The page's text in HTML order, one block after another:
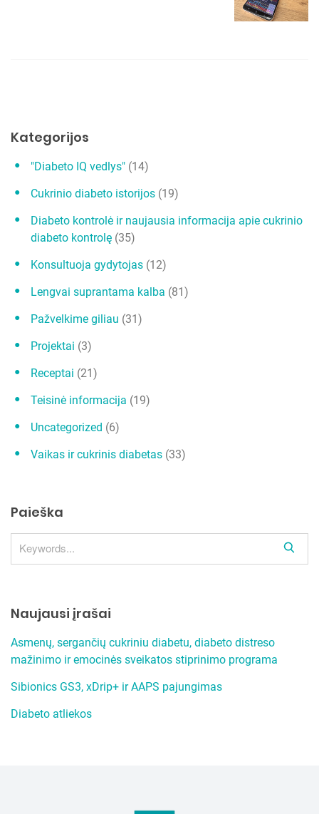
t
a
p
a
š
Kategorijos
"Diabeto IQ vedlys" (14)
Cukrinio diabeto istorijos (19)
Diabeto kontrolė ir naujausia informacija apie cukrinio
diabeto kontrolę (35)
Konsultuoja gydytojas (12)
Lengvai suprantama kalba (81)
Pažvelkime giliau (31)
Projektai (3)
Receptai (21)
Teisinė informacija (19)
Uncategorized (6)
Vaikas ir cukrinis diabetas (33)
Paieška
e
Naujausi įrašai
Asmenų, sergančių cukriniu diabetu, diabeto distreso
mažinimo ir emocinės sveikatos stiprinimo programa
Sibionics GS3, xDrip+ ir AAPS pajungimas
Diabeto atliekos